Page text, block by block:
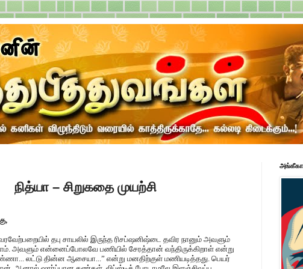
நித்யா – சிறுகதை முயற்சி
தபு சாயலில் இருந்த ரிசப்ஷனிஷ்டை தவிர நானும் அவளும்
அவளும் என்னைப்போலவே பணியில் சேரத்தான் வந்திருக்கிறாள் என்று
லட்டு தின்ன ஆசையா...” என்று மனதிற்குள் மணியடித்தது. பெயர்